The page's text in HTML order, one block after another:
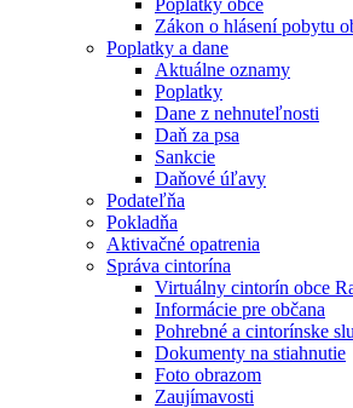
Poplatky obce
Zákon o hlásení pobytu
Poplatky a dane
Aktuálne oznamy
Poplatky
Dane z nehnuteľnosti
Daň za psa
Sankcie
Daňové úľavy
Podateľňa
Pokladňa
Aktivačné opatrenia
Správa cintorína
Virtuálny cintorín obce
Informácie pre občana
Pohrebné a cintorínske
Dokumenty na stiahnutie
Foto obrazom
Zaujímavosti